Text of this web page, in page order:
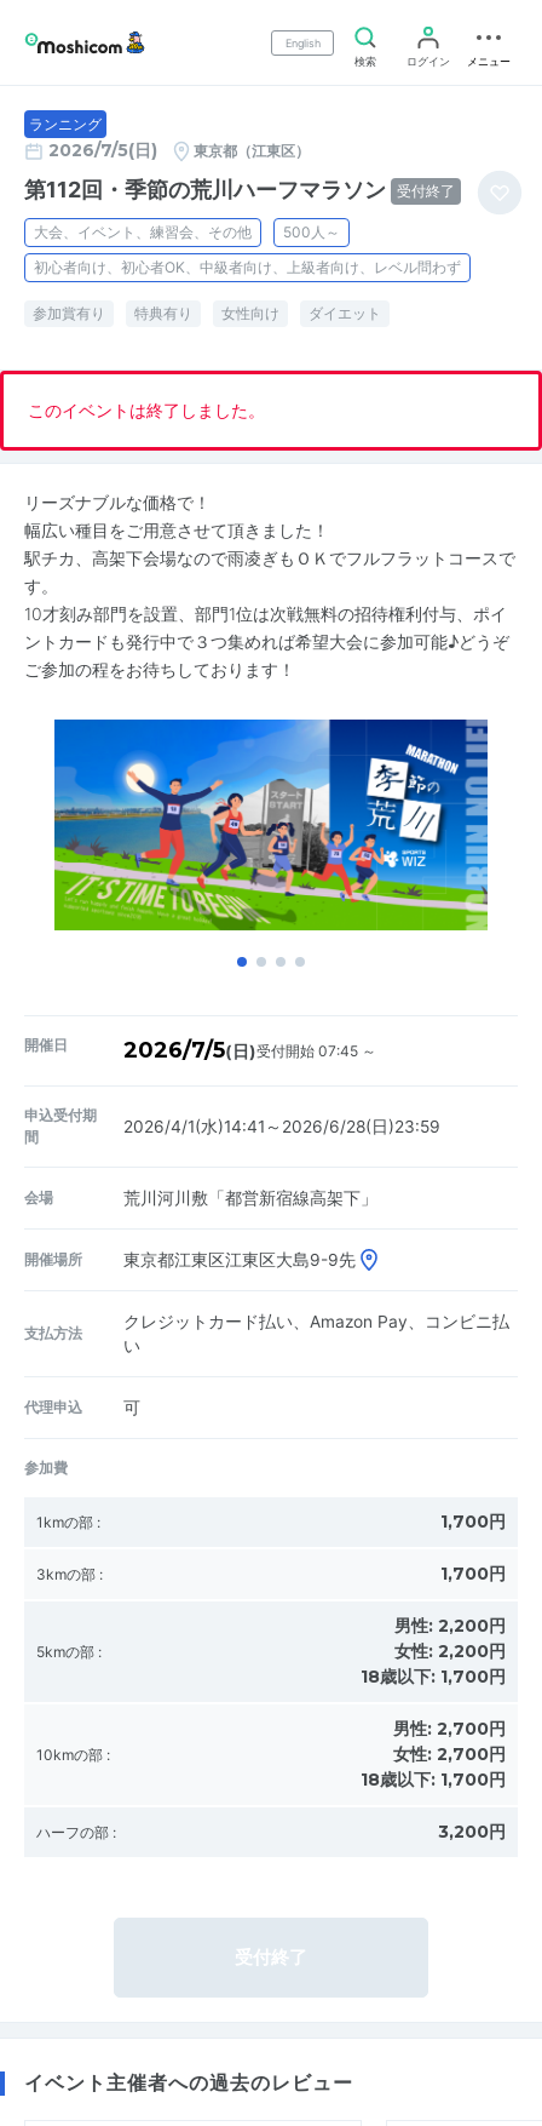
English
検索
ログイン メニュー
ランニング
2026/7/5(日) 東京都（江東区）
第112回・季節の荒川ハーフマラソン 受付終了
大会、イベント、練習会、その他
500人～
初心者向け、初心者OK、中級者向け、上級者向け、レベル問わず
参加賞有り 特典有り 女性向け ダイエット
このイベントは終了しました。
リーズナブルな価格で！
幅広い種目をご用意させて頂きました！
駅チカ、高架下会場なので雨凌ぎもＯＫでフルフラットコースで
す。
10才刻み部門を設置、部門1位は次戦無料の招待権利付与、ポイ
ントカードも発行中で３つ集めれば希望大会に参加可能♪どうぞ
ご参加の程をお待ちしております！
開催日 2026/7/5(日)受付開始 07:45 ～
申込受付期
間
2026/4/1(水)14:41～2026/6/28(日)23:59
会場 荒川河川敷「都営新宿線高架下」
開催場所 東京都江東区江東区大島9-9先
支払方法
クレジットカード払い、Amazon Pay、コンビニ払
い
代理申込 可
参加費
1kmの部 : 1,700円
3kmの部 : 1,700円
5kmの部 :
男性: 2,200円
女性: 2,200円
18歳以下: 1,700円
10kmの部 :
男性: 2,700円
女性: 2,700円
18歳以下: 1,700円
ハーフの部 : 3,200円
受付終了
イベント主催者への過去のレビュー